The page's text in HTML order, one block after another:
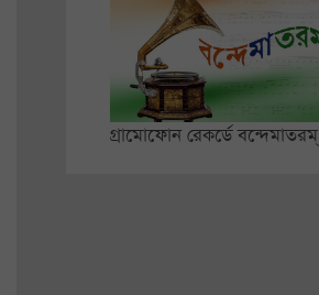
গ্রামোফোন রেকর্ডে বন্দেমাতরম্